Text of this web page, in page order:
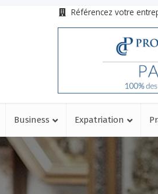
Référencez votre
Business Expatriation